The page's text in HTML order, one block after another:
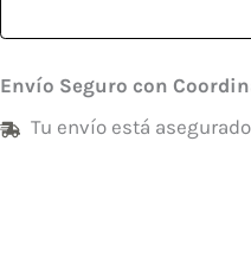
Envío Seguro con
Tu envío está asegurado